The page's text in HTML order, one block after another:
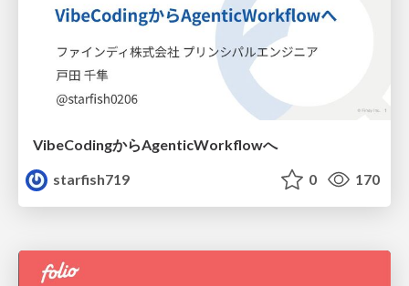
VibeCodingからAgenticWorkflowへ
starfish719
0 170